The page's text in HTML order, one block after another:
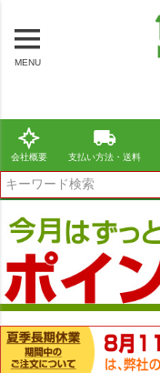
MENU
会社概要 支払い方法・送料